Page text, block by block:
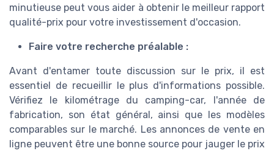
minutieuse peut vous aider à obtenir le meilleur rapport
qualité-prix pour votre investissement d'occasion.
Faire votre recherche préalable :
Avant d'entamer toute discussion sur le prix, il est
essentiel de recueillir le plus d'informations possible.
Vérifiez le kilométrage du camping-car, l'année de
fabrication, son état général, ainsi que les modèles
comparables sur le marché. Les annonces de vente en
ligne peuvent être une bonne source pour jauger le prix